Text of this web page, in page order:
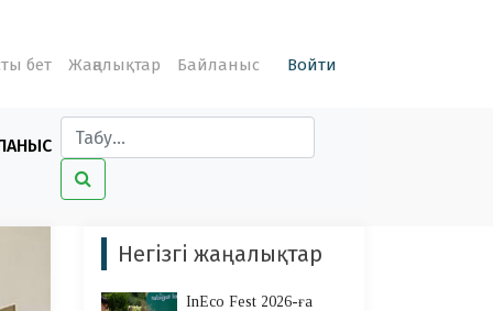
бет Жаңалықтар Байланыс Войти
Негізгі жаңалықтар
InEco Fest 2026-ға